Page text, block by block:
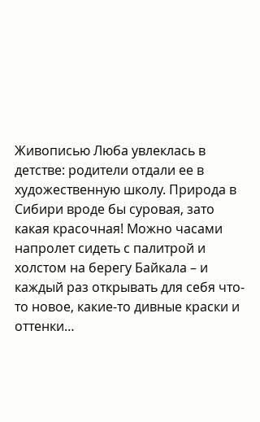
Живописью Люба увлеклась в
детстве: родители отдали ее в
художественную школу. Природа в
Сибири вроде бы суровая, зато
какая красочная! Можно часами
напролет сидеть с палитрой и
холстом на берегу Байкала – и
каждый раз открывать для себя что-
то новое, какие-то дивные краски и
оттенки…